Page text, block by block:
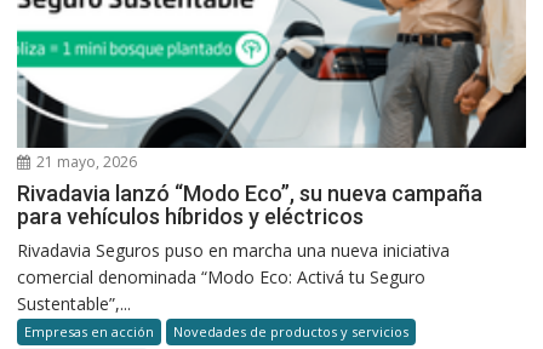
21 mayo, 2026
Rivadavia lanzó “Modo Eco”, su nueva campaña
para vehículos híbridos y eléctricos
Rivadavia Seguros puso en marcha una nueva iniciativa
comercial denominada “Modo Eco: Activá tu Seguro
Sustentable”,...
Empresas en acción
Novedades de productos y servicios